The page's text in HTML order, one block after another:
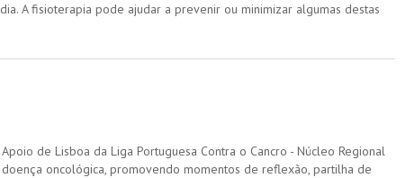
A fisioterapia pode ajudar a prevenir ou minimizar algumas destas
de Lisboa da Liga Portuguesa Contra o Cancro - Núcleo Regional
oncológica, promovendo momentos de reflexão, partilha de